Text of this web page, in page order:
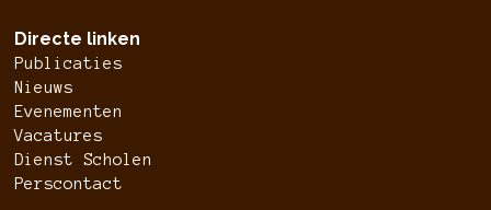
Directe linken
Publicaties
Nieuws
Evenementen
Vacatures
Dienst Scholen
Perscontact